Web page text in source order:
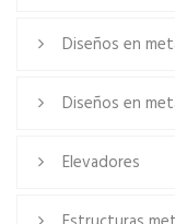
Diseños en
Diseños en
Elevadores